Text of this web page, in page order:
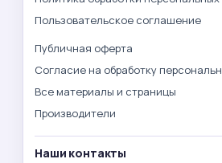
Пользовательское соглашение
Публичная оферта
Согласие на обработку
Все материалы и страницы
Производители
Наши контакты